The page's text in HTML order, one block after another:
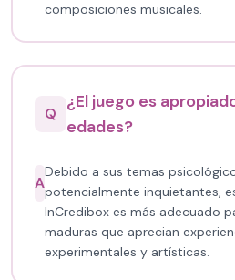
composiciones musicales.
Q
¿El juego es
edades?
A
Debido a sus temas
potencialmente inquietantes,
InCredibox es más adecuado
maduras que aprecian
experimentales y artísticas.